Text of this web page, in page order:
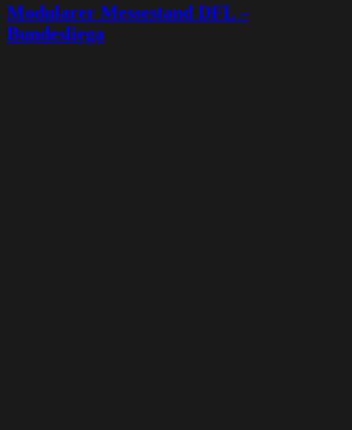
Modularer Messestand DFL –
Bundesliega